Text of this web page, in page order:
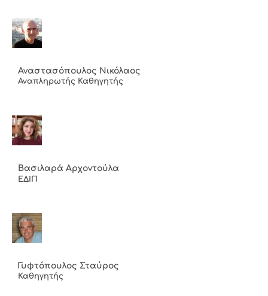
Αναστασόπουλος Νικόλαος
Αναπληρωτής Καθηγητής
Βασιλαρά Αρχοντούλα
ΕΔΙΠ
Γυφτόπουλος Σταύρος
Καθηγητής